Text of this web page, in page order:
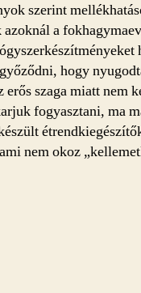
szerint
azoknál a
hogy
szaga miatt nem
fogyasztani, ma
nem okoz